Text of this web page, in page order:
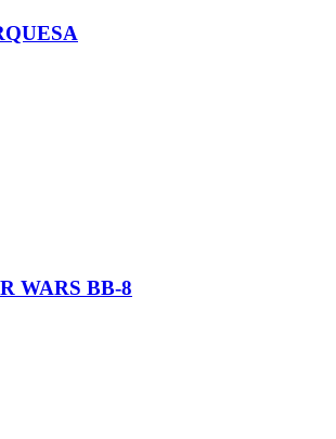
WARS BB-8